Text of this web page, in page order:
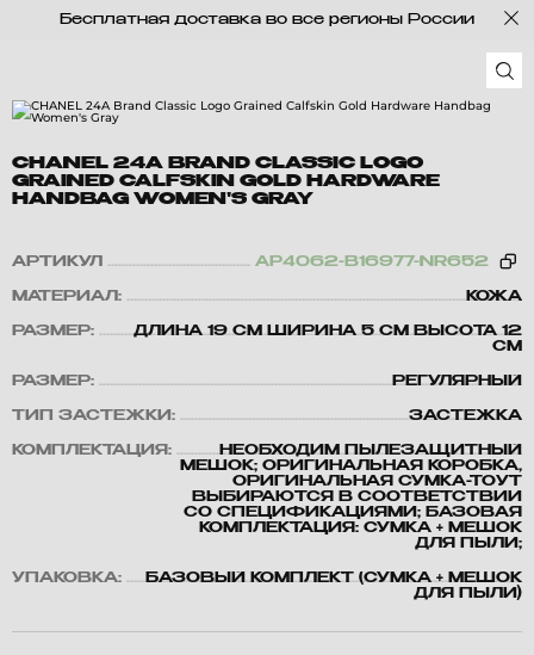
Бесплатная доставка во все регионы России
CHANEL 24A BRAND CLASSIC LOGO
GRAINED CALFSKIN GOLD HARDWARE
HANDBAG WOMEN'S GRAY
АРТИКУЛ AP4062-B16977-NR652
МАТЕРИАЛ: КОЖА
РАЗМЕР:
ДЛИНА 19 СМ ШИРИНА 5 СМ ВЫСОТА 12
СМ
РАЗМЕР: РЕГУЛЯРНЫЙ
ТИП ЗАСТЕЖКИ: ЗАСТЕЖКА
КОМПЛЕКТАЦИЯ:
НЕОБХОДИМ ПЫЛЕЗАЩИТНЫЙ
МЕШОК; ОРИГИНАЛЬНАЯ КОРОБКА,
ОРИГИНАЛЬНАЯ СУМКА-ТОУТ
ВЫБИРАЮТСЯ В СООТВЕТСТВИИ
СО СПЕЦИФИКАЦИЯМИ; БАЗОВАЯ
КОМПЛЕКТАЦИЯ: СУМКА + МЕШОК
ДЛЯ ПЫЛИ;
УПАКОВКА:
БАЗОВЫЙ КОМПЛЕКТ (СУМКА + МЕШОК
ДЛЯ ПЫЛИ)